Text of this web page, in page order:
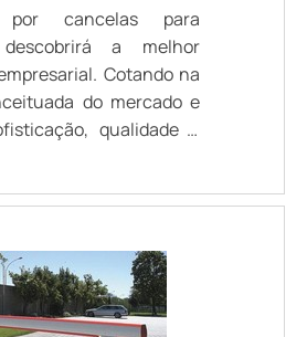
cancelas para
descobrirá a melhor
Cotando na
do mercado e
qualidade e
lugar.Quando a busca
estacionamento, na
encontramos
cancela automática e
POUCO MAIS SOBRE